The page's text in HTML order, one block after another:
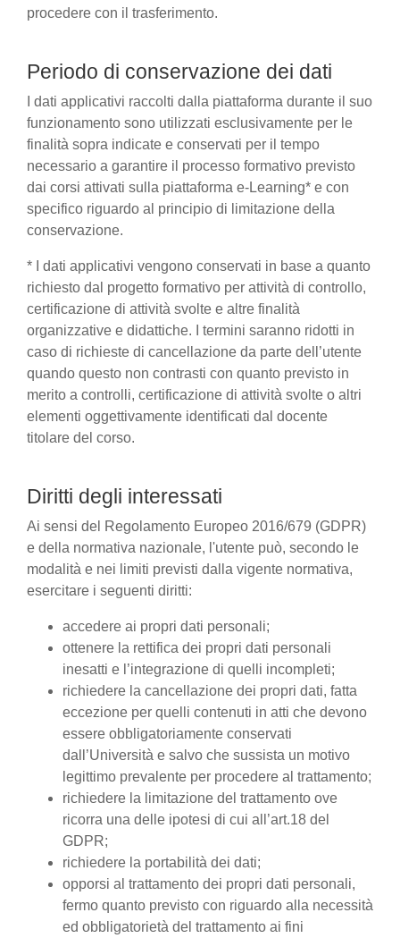
procedere con il trasferimento.
Periodo di conservazione dei dati
I dati applicativi raccolti dalla piattaforma durante il suo
funzionamento sono utilizzati esclusivamente per le
finalità sopra indicate e conservati per il tempo
necessario a garantire il processo formativo previsto
dai corsi attivati sulla piattaforma e-Learning* e con
specifico riguardo al principio di limitazione della
conservazione.
* I dati applicativi vengono conservati in base a quanto
richiesto dal progetto formativo per attività di controllo,
certificazione di attività svolte e altre finalità
organizzative e didattiche. I termini saranno ridotti in
caso di richieste di cancellazione da parte dell’utente
quando questo non contrasti con quanto previsto in
merito a controlli, certificazione di attività svolte o altri
elementi oggettivamente identificati dal docente
titolare del corso.
Diritti degli interessati
Ai sensi del Regolamento Europeo 2016/679 (GDPR)
e della normativa nazionale, l'utente può, secondo le
modalità e nei limiti previsti dalla vigente normativa,
esercitare i seguenti diritti:
accedere ai propri dati personali;
ottenere la rettifica dei propri dati personali
inesatti e l’integrazione di quelli incompleti;
richiedere la cancellazione dei propri dati, fatta
eccezione per quelli contenuti in atti che devono
essere obbligatoriamente conservati
dall’Università e salvo che sussista un motivo
legittimo prevalente per procedere al trattamento;
richiedere la limitazione del trattamento ove
ricorra una delle ipotesi di cui all’art.18 del
GDPR;
richiedere la portabilità dei dati;
opporsi al trattamento dei propri dati personali,
fermo quanto previsto con riguardo alla necessità
ed obbligatorietà del trattamento ai fini